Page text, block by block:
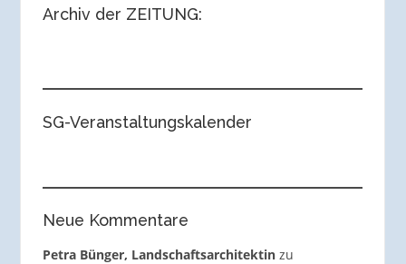
Archiv der ZEITUNG:
SG-Veranstaltungskalender
Neue Kommentare
Petra Bünger, Landschaftsarchitektinzu